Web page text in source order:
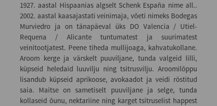
1927. aastal Hispaanias algselt Schenk España nime all..
2002. aastal kaasajastati veinimaja, võeti nimeks Bodegas
Murviedro ja on tänapäeval üks DO Valencia / Utiel-
Requena / Alicante tuntumatest ja suurimatest
veinitootjatest. Peene tiheda mullijoaga, kahvatukollane.
Aroom kerge ja värskelt puuviljane, tunda valgeid lilli,
küpseid heledaid luuvilju ning tsitrusvilju. Aroomilõppu
lisandub küpseid aprikoose, avokaadot ja veidi röstitud
saia. Maitse on sametiselt puuviljane ja selge, tunda
kollaseid õunu, nektariine ning karget tsitruselist happest